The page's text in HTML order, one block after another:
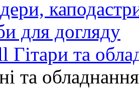
для догляду
Гітари та
та обладнання